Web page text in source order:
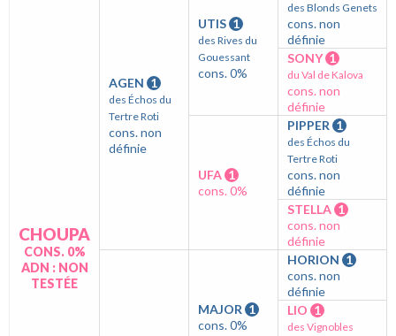
CHOUPA
CONS. 0%
ADN : NON
TESTÉE
AGEN 1
des Échos du
Tertre Roti
cons. non
définie
UTIS 1
des Rives du
Gouessant
cons. 0%
des Blonds Genets
cons. non
définie
SONY 1
du Val de Kalova
cons. non
définie
UFA 1
cons. 0%
PIPPER 1
des Échos du
Tertre Roti
cons. non
définie
STELLA 1
cons. non
définie
MAJOR 1
cons. 0%
HORION 1
cons. non
définie
LIO 1
des Vignobles